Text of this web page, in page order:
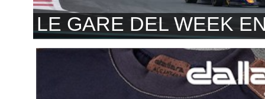
LE GARE DEL WEEK